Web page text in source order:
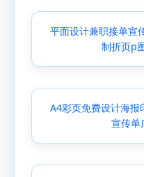
平面设计兼职接单宣
制折页p
A4彩页免费设计海
宣传单